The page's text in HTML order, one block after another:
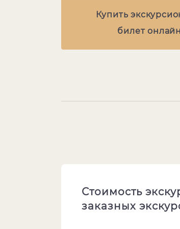
Купить
билет онлайн
Стоимость
заказных